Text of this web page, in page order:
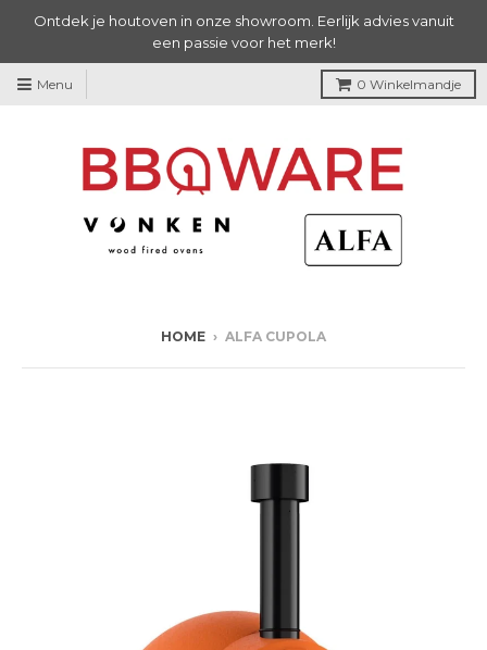
Ontdek je houtoven in onze showroom. Eerlijk advies vanuit
een passie voor het merk!
Menu 0 Winkelmandje
HOME › ALFA CUPOLA